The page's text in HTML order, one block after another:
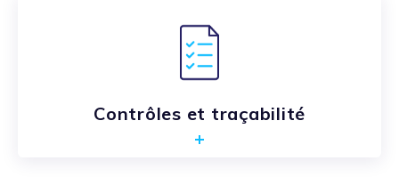
Contrôles et traçabilité